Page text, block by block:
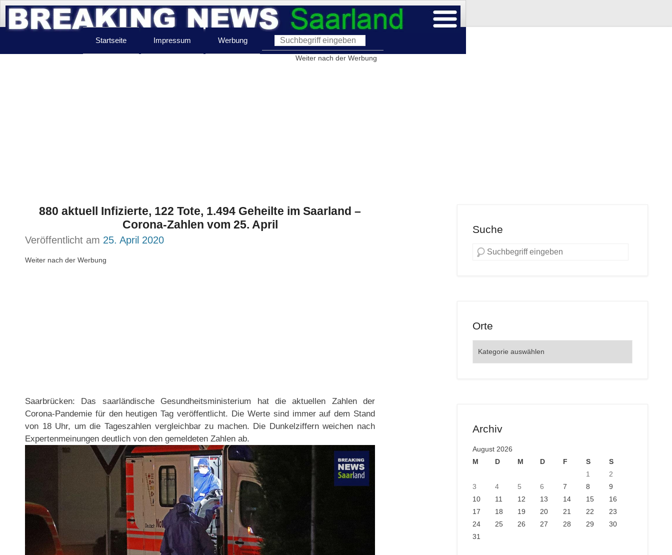
Startseite Impressum Werbung
Weiter nach der Werbung
880 aktuell Infizierte, 122 Tote, 1.494 Geheilte im Saarland –
Corona-Zahlen vom 25. April
Veröffentlicht am 25. April 2020
Weiter nach der Werbung
Saarbrücken: Das saarländische Gesundheitsministerium hat die aktuellen Zahlen der
Corona-Pandemie für den heutigen Tag veröffentlicht. Die Werte sind immer auf dem Stand
von 18 Uhr, um die Tageszahlen vergleichbar zu machen. Die Dunkelziffern weichen nach
Expertenmeinungen deutlich von den gemeldeten Zahlen ab.
Suche
Orte
Archiv
August 2026
M
D M D F S
S
1
2
3
4 5 6 7 8
9
10
11 12 13 14 15
16
17
18 19 20 21 22
23
24
25 26 27 28 29
30
31